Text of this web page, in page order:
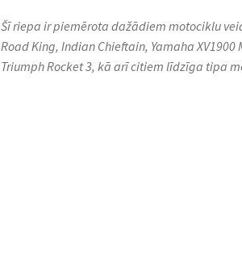
Šī riepa ir piemērota dažādiem motociklu
Road King, Indian Chieftain, Yamaha XV1900
Triumph Rocket 3, kā arī citiem līdzīga tipa